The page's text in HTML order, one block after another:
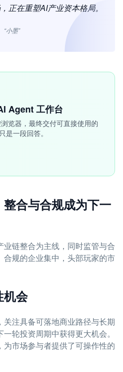
正在重塑AI产业资本格局。
“小墨”
Agent 工作台
览器，最终交付可直接使用的
是一段回答。
合与合规成为下一
链整合为主线，同时监管与合
规的企业集中，头部玩家的市
机会
注具备可落地商业路径与长期
轮投资周期中获得更大机会。
市场参与者提供了可操作性的